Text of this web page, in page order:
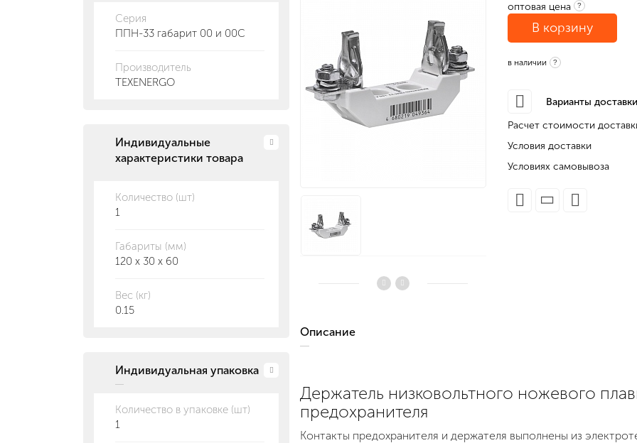
Серия
ППН-33 габарит 00 и 00С
Производитель
TEXENERGO
Индивидуальные
характеристики товара
Количество (шт)
1
Габариты (мм)
120 x 30 x 60
Вес (кг)
0.15
Индивидуальная упаковка
Количество в упаковке (шт)
1
оптовая цена ?
В корзину
в наличии ?
Варианты
Расчет стоимости
Условия доставки
Условиях самовывоза
Описание
Держатель низковольтного ножевого
предохранителя
Контакты предохранителя и держателя выполнены из